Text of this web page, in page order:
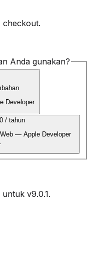
Anda gunakan?
Developer.
/ tahun
— Apple Developer
untuk v9.0.1.